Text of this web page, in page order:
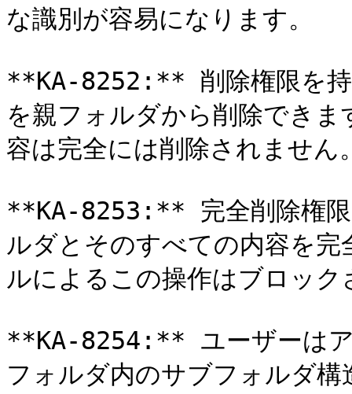
な識別が容易になります。
**KA-8252:** 削除権限を持
を親フォルダから削除でき
容は完全には削除されません
**KA-8253:** 完全削除権限
ルダとそのすべての内容を
ルによるこの操作はブロック
**KA-8254:** ユーザーはア
フォルダ内のサブフォルダ